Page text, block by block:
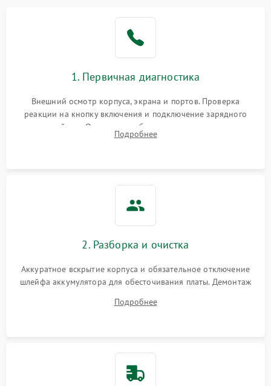
2000 ₽
Перегрев из‑за пыли,
неисправности кулера
Выход из строя SSD или
HDD: медленная загрузка,
2000 ₽
Проблемы Wi‑Fi или
2500 ₽
1. Первичная диагностика
Внешний осмотр корпуса, экрана и портов. Проверка
реакции на кнопку включения и подключение зарядного
устройства. Оценка потребления тока с помощью
лабораторного блока питания для локализации проблемы.
Подробнее
2. Разборка и очистка
Аккуратное вскрытие корпуса и обязательное отключение
шлейфа аккумулятора для обесточивания платы. Демонтаж
высохшей термопасты с кристаллов чипов.
Подробнее